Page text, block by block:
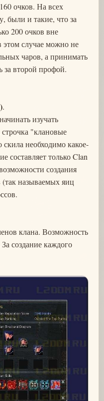
очков. На всех
были и такие, что за
200 очков вне
этом случае можно не
чаров, а принимать
за второй профой.
.
изучать
"клановые
необходимо какое-
составляет только Clan
создания
называемых яиц
клана. Возможность
создание каждого